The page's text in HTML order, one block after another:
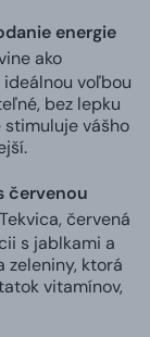
energie
ako
voľbou
bez lepku
vášho
červenou
červená
s jablkami a
zeleniny, ktorá
vitamínov,